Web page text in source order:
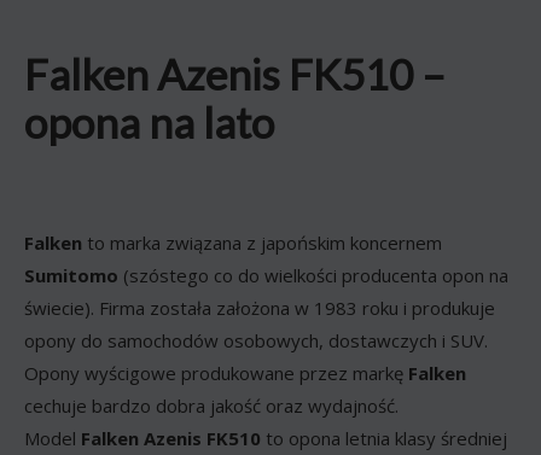
Falken Azenis FK510 –
opona na lato
Falken to marka związana z japońskim koncernem
Sumitomo (szóstego co do wielkości producenta opon na
świecie). Firma została założona w 1983 roku i produkuje
opony do samochodów osobowych, dostawczych i SUV.
Opony wyścigowe produkowane przez markę Falken
cechuje bardzo dobra jakość oraz wydajność.
Model Falken Azenis FK510 to opona letnia klasy średniej